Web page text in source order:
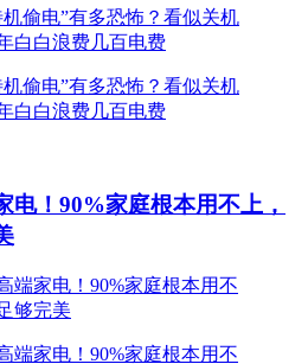
电！90%家庭根本用不上，